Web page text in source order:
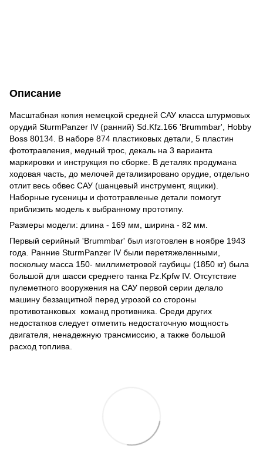
Описание
Масштабная копия немецкой средней САУ класса штурмовых
орудий SturmPanzer IV (ранний) Sd.Kfz.166 'Brummbar', Hobby
Boss 80134. В наборе 874 пластиковых детали, 5 пластин
фототравления, медный трос, декаль на 3 варианта
маркировки и инструкция по сборке. В деталях продумана
ходовая часть, до мелочей детализировано орудие, отдельно
отлит весь обвес САУ (шанцевый инструмент, ящики).
Наборные гусеницы и фототравленые детали помогут
приблизить модель к выбранному прототипу.
Размеры модели: длина - 169 мм, ширина - 82 мм.
Первый серийный 'Brummbar' был изготовлен в ноябре 1943
года. Ранние SturmPanzer IV были перетяжеленными,
поскольку масса 150- миллиметровой гаубицы (1850 кг) была
большой для шасси среднего танка Pz.Kpfw IV. Отсутствие
пулеметного вооружения на САУ первой серии делало
машину беззащитной перед угрозой со стороны
противотанковых команд противника. Среди других
недостатков следует отметить недостаточную мощность
двигателя, ненадежную трансмиссию, а также большой
расход топлива.